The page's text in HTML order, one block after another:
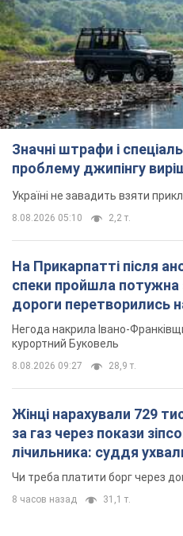
Значні штрафи і
проблему джипінгу
Україні не завадить взяти
8.08.2026 05:10 2,2 т.
На Прикарпатті після
спеки пройшла потужна
дороги перетворились
Відео
Негода накрила Івано-
курортний Буковель
8.08.2026 09:27 28,9 т.
Жінці нарахували 729
за газ через покази
лічильника: суддя
неочікуване рішення
Чи треба платити борг через
8 часов назад 31,1 т.